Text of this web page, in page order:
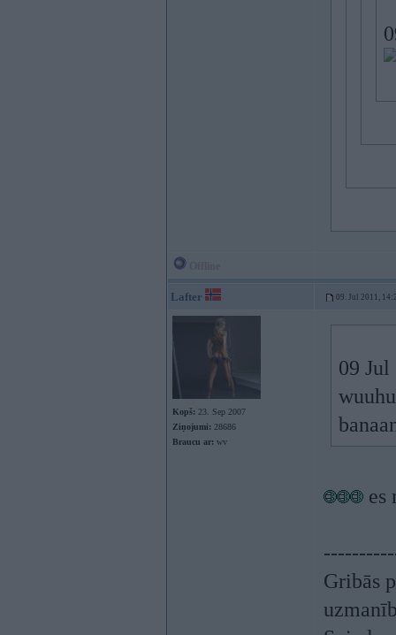
Lafter 09. Jul 2011,
Kopš: 23. Sep 2007
Ziņojumi: 28686
Braucu ar: wv
09
es
Gribās